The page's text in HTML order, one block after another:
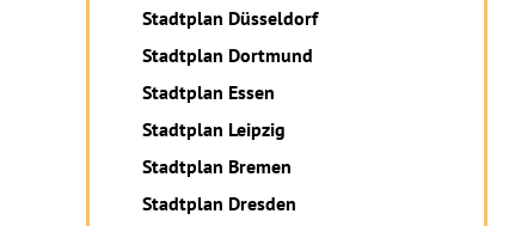
Stadtplan Düsseldorf
Stadtplan Dortmund
Stadtplan Essen
Stadtplan Leipzig
Stadtplan Bremen
Stadtplan Dresden